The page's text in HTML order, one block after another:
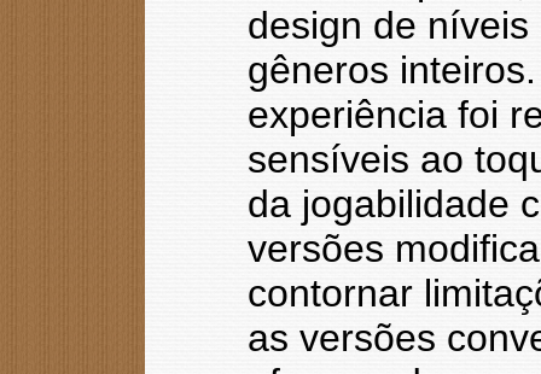
design de
gêneros
experiência foi
sensíveis ao
da jogabilidade
versões
contornar
as versões